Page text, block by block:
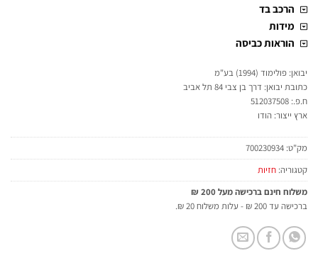
הרכב בד
מידות
הוראות כביסה
יבואן: פולימוד (1994) בע"מ
כתובת יבואן: דרך בן צבי 84 תל אביב
ח.פ.: 512037508
ארץ ייצור: הודו
מק"ט: 700230934
קטגוריה: חזיות
משלוח חינם ברכישה מעל 200 ₪
ברכישה עד 200 ₪ - עלות משלוח 20 ₪.